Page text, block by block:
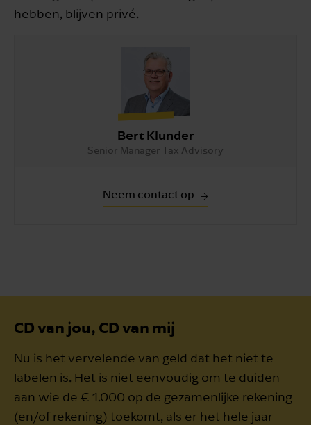
hebben, blijven privé.
Bert Klunder
Senior Manager Tax Advisory
Neem contact op
CD van jou, CD van mij
Nu is het vervelende van geld dat het niet te
labelen is. Het is niet eenvoudig om te duiden
aan wie de € 1.000 op de gezamenlijke rekening
(en/of rekening) toekomt, als er het hele jaar